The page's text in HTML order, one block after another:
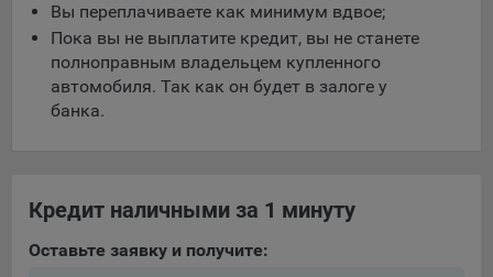
Вы переплачиваете как минимум вдвое;
Пока вы не выплатите кредит, вы не станете
полноправным владельцем купленного
автомобиля. Так как он будет в залоге у
банка.
Кредит наличными за 1 минуту
Оставьте заявку и получите: